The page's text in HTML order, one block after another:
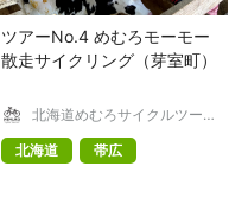
ツアーNo.4 めむろモーモー
散走サイクリング（芽室町）
北海道めむろサイクルツーリ
北海道
帯広